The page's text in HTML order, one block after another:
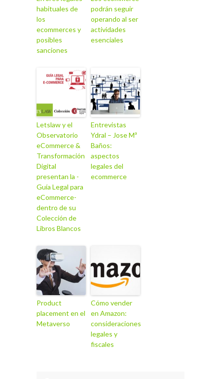
habituales de
los
ecommerces y
posibles
sanciones
podrán seguir
operando al ser
actividades
esenciales
Letslaw y el
Observatorio
eCommerce &
Transformación
Digital
presentan la -
Guía Legal para
eCommerce-
dentro de su
Colección de
Libros Blancos
Entrevistas
Ydral – Jose Mª
Baños:
aspectos
legales del
ecommerce
Product
placement en el
Metaverso
Cómo vender
en Amazon:
consideraciones
legales y
fiscales